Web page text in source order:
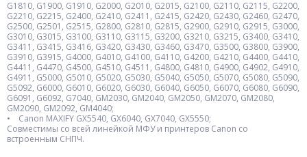
G1810, G1900, G1910, G2000, G2010, G2015, G2100, G2110, G2115, G2200,
G2210, G2215, G2400, G2410, G2411, G2415, G2420, G2430, G2460, G2470,
G2500, G2501, G2515, G2800, G2810, G2815, G2900, G2910, G2915, G3000,
G3010, G3015, G3100, G3110, G3115, G3200, G3210, G3215, G3400, G3410,
G3411, G3415, G3416, G3420, G3430, G3460, G3470, G3500, G3800, G3900,
G3910, G3915, G4000, G4010, G4100, G4110, G4200, G4210, G4400, G4410,
G4411, G4470, G4500, G4510, G4511, G4800, G4810, G4900, G4902, G4910,
G4911, G5000, G5010, G5020, G5030, G5040, G5050, G5070, G5080, G5090,
G5092, G6000, G6010, G6020, G6030, G6040, G6050, G6070, G6080, G6090,
G6091, G6092, G7040, GM2030, GM2040, GM2050, GM2070, GM2080,
GM2090, GM2092, GM4040;
• Canon MAXIFY GX5540, GX6040, GX7040, GX5550;
Совместимы со всей линейкой МФУ и принтеров Canon со
встроенным СНПЧ.